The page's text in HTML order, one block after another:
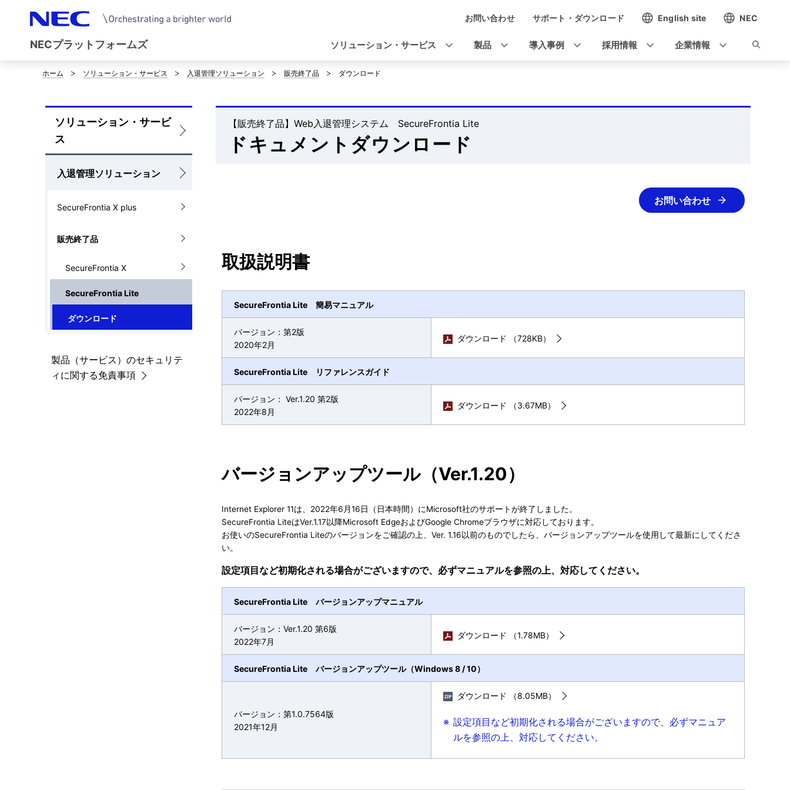
NECプラットフォームズ
ゲ
シ
ョ
ン
お問い合わせ サポート・ダウンロード English site NEC
ソリューション・サービス 製品 導入事例 採用情報 企業情報
サ
イ
ト
内
表
示
し
て
ホーム ソリューション・サービス 入退管理ソリューション 販売終了品 ダウンロード
ロ
ー
カ
ビ
ョ
ン
ソリューション・サービ
ス
入退管理ソリューション
SecureFrontia X plus
販売終了品
SecureFrontia X
SecureFrontia Lite
ダウンロード
製品（サービス）のセキュリテ
ィに関する免責事項
ドキュメントダウンロード
【販売終了品】Web入退管理システム SecureFrontia Lite
お問い合わせ
取扱説明書
SecureFrontia Lite 簡易マニュアル
バージョン：第2版
2020年2月
ダウンロード （728KB）
SecureFrontia Lite リファレンスガイド
バージョン： Ver.1.20 第2版
2022年8月
ダウンロード （3.67MB）
バージョンアップツール（Ver.1.20）
Internet Explorer 11は、2022年6月16日（日本時間）にMicrosoft社のサポートが終了しました。
SecureFrontia LiteはVer.1.17以降Microsoft EdgeおよびGoogle Chromeブラウザに対応しております。
お使いのSecureFrontia Liteのバージョンをご確認の上、Ver. 1.16以前のものでしたら、バージョンアップツールを使用して最新にしてくださ
い。
設定項目など初期化される場合がございますので、必ずマニュアルを参照の上、対応してください。
SecureFrontia Lite バージョンアップマニュアル
バージョン：Ver.1.20 第6版
2022年7月
ダウンロード （1.78MB）
SecureFrontia Lite バージョンアップツール（Windows 8 / 10）
バージョン：第1.0.7564版
2021年12月
ダウンロード （8.05MB）
※ 設定項目など初期化される場合がございますので、必ずマニュア
ルを参照の上、対応してください。